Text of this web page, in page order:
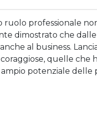
ruolo professionale
dimostrato che
al business.
quelle che
potenziale delle